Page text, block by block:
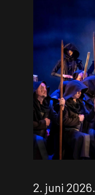
2. juni 2026.